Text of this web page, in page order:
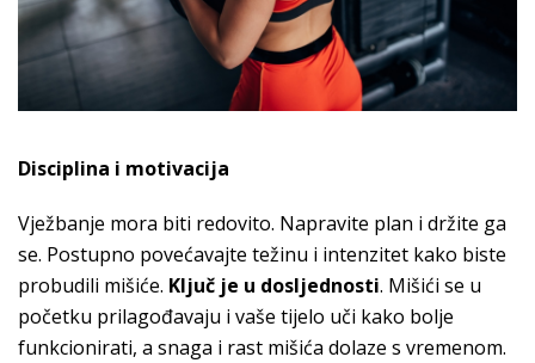
Disciplina i motivacija
Vježbanje mora biti redovito. Napravite plan i držite ga
se. Postupno povećavajte težinu i intenzitet kako biste
probudili mišiće. Ključ je u dosljednosti. Mišići se u
početku prilagođavaju i vaše tijelo uči kako bolje
funkcionirati, a snaga i rast mišića dolaze s vremenom.